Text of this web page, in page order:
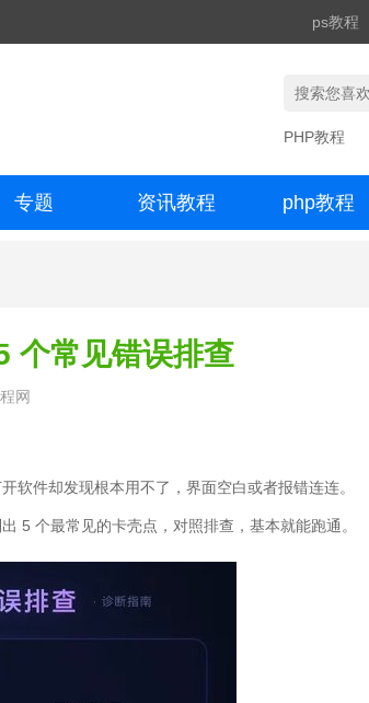
ps教程
PHP教程
专题 资讯教程 php教程
个常见错误排查
网
软件却发现根本用不了，界面空白或者报错连连。
5 个最常见的卡壳点，对照排查，基本就能跑通。